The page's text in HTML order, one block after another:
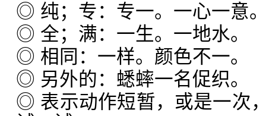
◎ 纯；专：专一。一心一意
◎ 全；满：一生。一地水。
◎ 相同：一样。颜色不一。
◎ 另外的：蟋蟀一名促织。
◎ 表示动作短暂，或是一次